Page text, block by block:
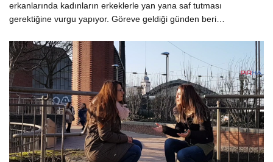
erkanlarında kadınların erkeklerle yan yana saf tutması
gerektiğine vurgu yapıyor. Göreve geldiği günden beri…